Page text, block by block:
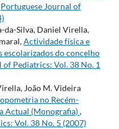
Portuguese Journal of
da-Silva, Daniel Virella,
Actividade física e
escolarizados do concelho
of Pediatrics: Vol. 38 No. 1
João M. Videira
no Recém-
Actual (Monografia),
Vol. 38 No. 5 (2007)